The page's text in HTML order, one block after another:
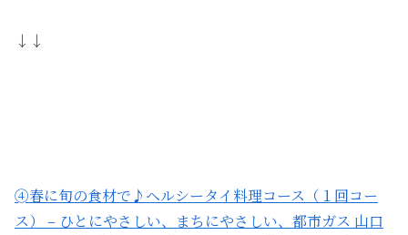
↓↓
➃春に旬の食材で♪ヘルシータイ料理コース（１回コー
ス） – ひとにやさしい、まちにやさしい、都市ガス 山口